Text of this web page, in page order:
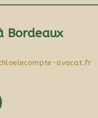
Bordeaux
avocat.fr